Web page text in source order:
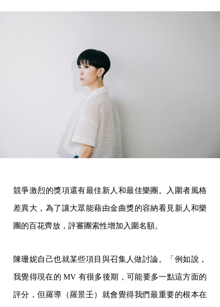
競爭激烈的獎項還有最佳新人和最佳樂團。入圍者風格
差異大，為了讓大眾能藉由金曲獎的容納看見新人和樂
團的百花齊放，評審團索性增加入圍名額。
陳珊妮自己也就某些項目與召集人做討論。「例如說，
我覺得現在的 MV 有很多後期，可能要多一點這方面的
評分，但羅導（羅景壬）就會覺得我們最重要的根本在